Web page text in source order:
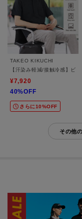
TAKEO KIKUCHI
【汗染み軽減/接触冷感】ビ
¥7,920
40%OFF
さらに10%OFF
その他